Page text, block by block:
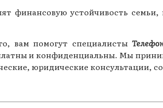
финансовую устойчивость
вам помогут специалисты
и конфиденциальны. Мы
юридические консультации,